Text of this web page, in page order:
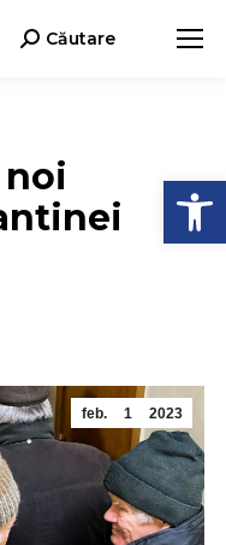
Search:Căutare
feb. 1 2023